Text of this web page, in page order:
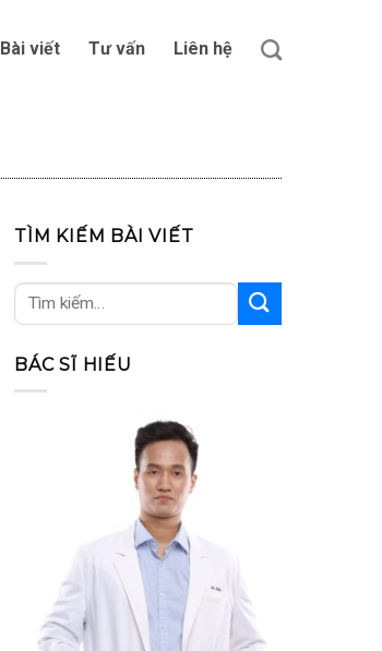
Bài viết Tư vấn Liên hệ
TÌM KIẾM BÀI VIẾT
BÁC SĨ HIẾU